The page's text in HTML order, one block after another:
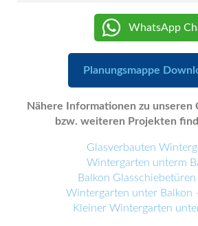
WhatsApp
Planungsmappe
Nähere Informationen zu unseren
bzw. weiteren Projekten
Glasverbauten
Wintergarten unterm
Balkon Glasschiebetüren
Wintergarten unter Balkon
Kleiner Wintergarten